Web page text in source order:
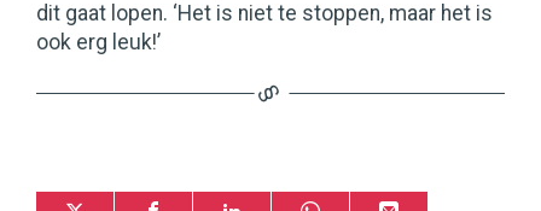
dit gaat lopen. ‘Het is niet te stoppen, maar het is
ook erg leuk!’